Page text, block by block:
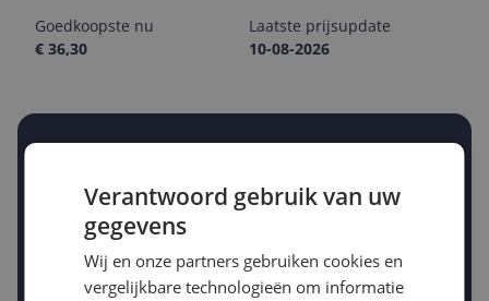
Goedkoopste nu
€ 36,30
Laatste prijsupdate
10-08-2026
Jouw e-mailadres
Gewenste daling of bedrag
Verantwoord gebruik van uw
gegevens
Wij en onze partners gebruiken cookies en
vergelijkbare technologieën om informatie